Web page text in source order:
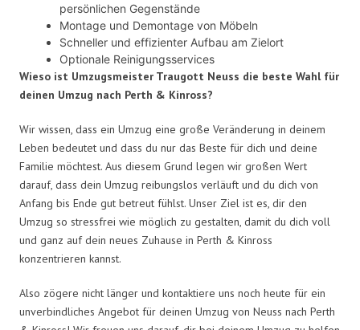
persönlichen Gegenstände
Montage und Demontage von Möbeln
Schneller und effizienter Aufbau am Zielort
Optionale Reinigungsservices
Wieso ist Umzugsmeister Traugott Neuss die beste Wahl für
deinen Umzug nach Perth & Kinross?
Wir wissen, dass ein Umzug eine große Veränderung in deinem
Leben bedeutet und dass du nur das Beste für dich und deine
Familie möchtest. Aus diesem Grund legen wir großen Wert
darauf, dass dein Umzug reibungslos verläuft und du dich von
Anfang bis Ende gut betreut fühlst. Unser Ziel ist es, dir den
Umzug so stressfrei wie möglich zu gestalten, damit du dich voll
und ganz auf dein neues Zuhause in Perth & Kinross
konzentrieren kannst.
Also zögere nicht länger und kontaktiere uns noch heute für ein
unverbindliches Angebot für deinen Umzug von Neuss nach Perth